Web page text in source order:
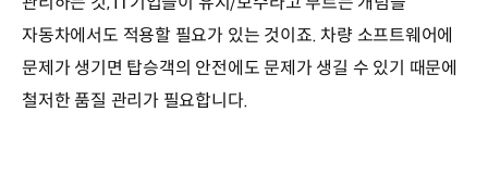
자동차에서도 적용할 필요가 있는 것이죠. 차량 소프트웨어에
문제가 생기면 탑승객의 안전에도 문제가 생길 수 있기 때문에
철저한 품질 관리가 필요합니다.